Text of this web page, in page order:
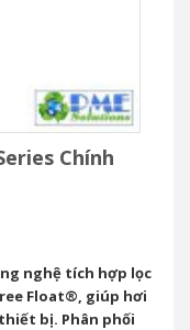
Chính
nghệ tích hợp lọc
Float®, giúp hơi
bị. Phân phối